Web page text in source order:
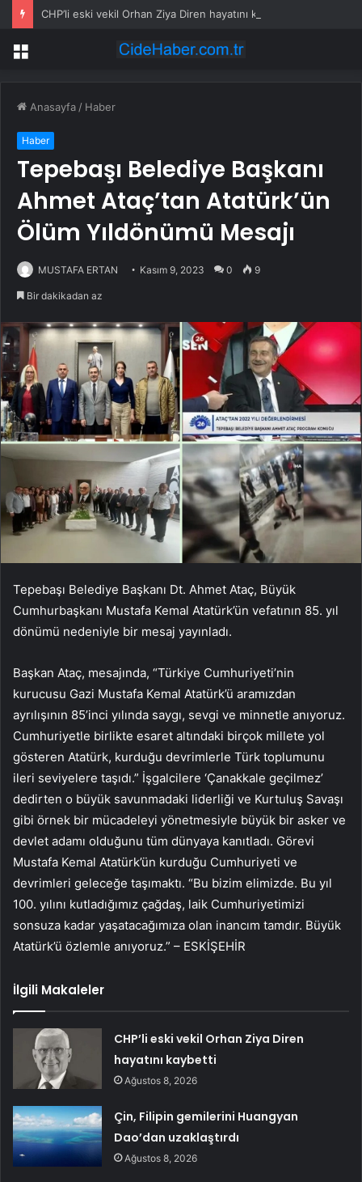
CHP’li eski vekil Orhan Ziya Diren hayatını kaybetti
Menü
Anasayfa / Haber
Haber
Tepebaşı Belediye Başkanı
Ahmet Ataç’tan Atatürk’ün
Ölüm Yıldönümü Mesajı
MUSTAFA ERTAN Kasım 9, 2023 0 9
Bir dakikadan az
Tepebaşı Belediye Başkanı Dt. Ahmet Ataç, Büyük
Cumhurbaşkanı Mustafa Kemal Atatürk’ün vefatının 85. yıl
dönümü nedeniyle bir mesaj yayınladı.
Başkan Ataç, mesajında, “Türkiye Cumhuriyeti’nin
kurucusu Gazi Mustafa Kemal Atatürk’ü aramızdan
ayrılışının 85’inci yılında saygı, sevgi ve minnetle anıyoruz.
Cumhuriyetle birlikte esaret altındaki birçok millete yol
gösteren Atatürk, kurduğu devrimlerle Türk toplumunu
ileri seviyelere taşıdı.” İşgalcilere ‘Çanakkale geçilmez’
dedirten o büyük savunmadaki liderliği ve Kurtuluş Savaşı
gibi örnek bir mücadeleyi yönetmesiyle büyük bir asker ve
devlet adamı olduğunu tüm dünyaya kanıtladı. Görevi
Mustafa Kemal Atatürk’ün kurduğu Cumhuriyeti ve
devrimleri geleceğe taşımaktı. “Bu bizim elimizde. Bu yıl
100. yılını kutladığımız çağdaş, laik Cumhuriyetimizi
sonsuza kadar yaşatacağımıza olan inancım tamdır. Büyük
Atatürk’ü özlemle anıyoruz.” – ESKİŞEHİR
İlgili Makaleler
CHP’li eski vekil Orhan Ziya Diren
hayatını kaybetti
Ağustos 8, 2026
Çin, Filipin gemilerini Huangyan
Dao’dan uzaklaştırdı
Ağustos 8, 2026